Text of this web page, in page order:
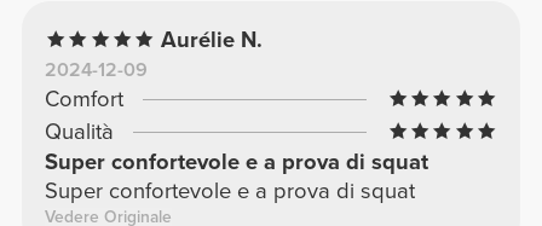
Aurélie N.
2024-12-09
Comfort
Qualità
Super confortevole e a prova di squat
Super confortevole e a prova di squat
Vedere Originale